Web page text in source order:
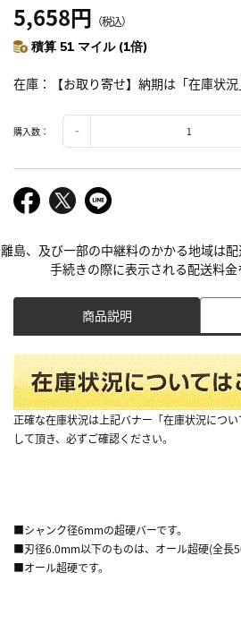
5,658円 （税込）
積算 51 マイル (1倍)
在庫 【お取り寄せ】納期は「在庫状
購入数：
離島、及び一部の中継料のかかる地域は
手続きの際に表示される配送料金
商品説明
正確な在庫状況は上記バナー「在庫状況につ
して頂き、必ずご確認ください。
■シャンク径6mmの超硬バーです。
■刃径6.0mm以下のものは、オール超硬(全長
■オール超硬です。